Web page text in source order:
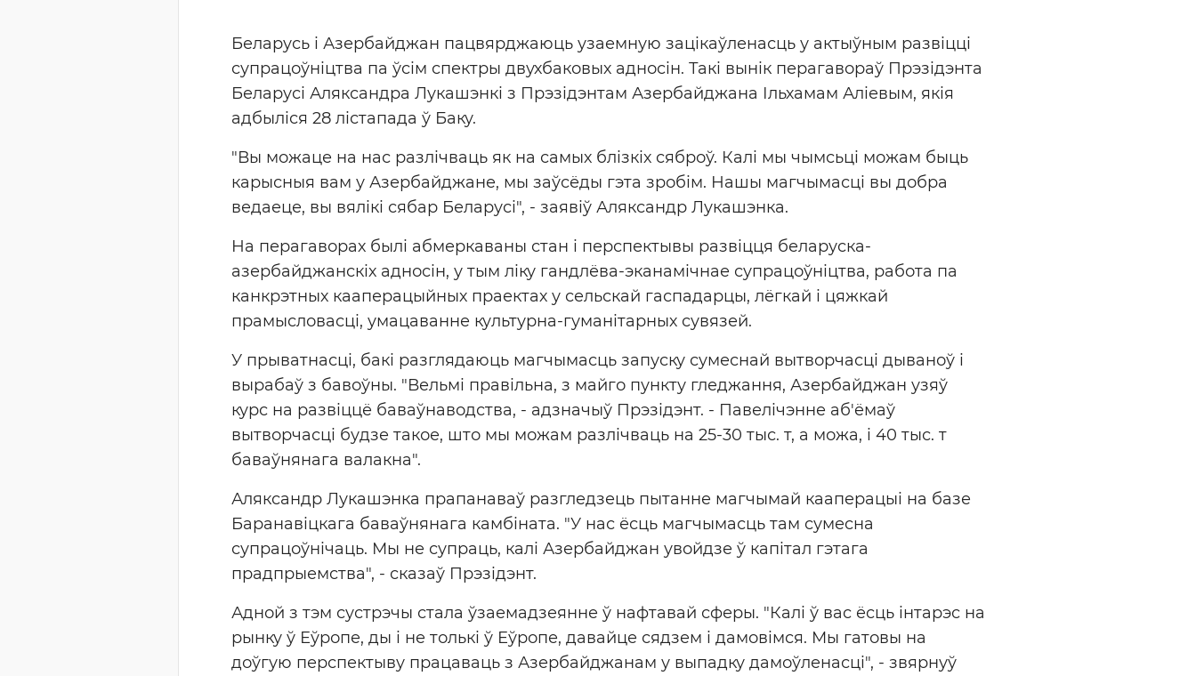
Беларусь і Азербайджан пацвярджаюць узаемную зацікаўленасць у актыўным развіцці
супрацоўніцтва па ўсім спектры двухбаковых адносін. Такі вынік перагавораў Прэзідэнта
Беларусі Аляксандра Лукашэнкі з Прэзідэнтам Азербайджана Ільхамам Аліевым, якія
адбыліся 28 лістапада ў Баку.
"Вы можаце на нас разлічваць як на самых блізкіх сяброў. Калі мы чымсьці можам быць
карысныя вам у Азербайджане, мы заўсёды гэта зробім. Нашы магчымасці вы добра
ведаеце, вы вялікі сябар Беларусі", - заявіў Аляксандр Лукашэнка.
На перагаворах былі абмеркаваны стан і перспектывы развіцця беларуска-
азербайджанскіх адносін, у тым ліку гандлёва-эканамічнае супрацоўніцтва, работа па
канкрэтных кааперацыйных праектах у сельскай гаспадарцы, лёгкай і цяжкай
прамысловасці, умацаванне культурна-гуманітарных сувязей.
У прыватнасці, бакі разглядаюць магчымасць запуску сумеснай вытворчасці дываноў і
вырабаў з бавоўны. "Вельмі правільна, з майго пункту гледжання, Азербайджан узяў
курс на развіццё баваўнаводства, - адзначыў Прэзідэнт. - Павелічэнне аб'ёмаў
вытворчасці будзе такое, што мы можам разлічваць на 25-30 тыс. т, а можа, і 40 тыс. т
баваўнянага валакна".
Аляксандр Лукашэнка прапанаваў разгледзець пытанне магчымай кааперацыі на базе
Баранавіцкага баваўнянага камбіната. "У нас ёсць магчымасць там сумесна
супрацоўнічаць. Мы не супраць, калі Азербайджан увойдзе ў капітал гэтага
прадпрыемства", - сказаў Прэзідэнт.
Адной з тэм сустрэчы стала ўзаемадзеянне ў нафтавай сферы. "Калі ў вас ёсць інтарэс на
рынку ў Еўропе, ды і не толькі ў Еўропе, давайце сядзем і дамовімся. Мы гатовы на
доўгую перспектыву працаваць з Азербайджанам у выпадку дамоўленасці", - звярнуў